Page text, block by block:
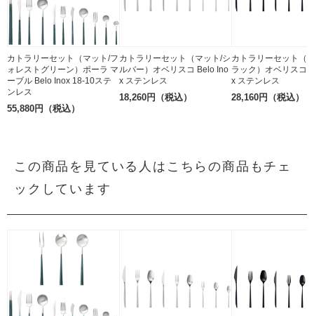
カトラリーセット（マット/フ
ォレストグリーン）ポーラ マ
ーブル Belo Inox 18-10ステ
ンレス
55,880円（税込）
カトラリーセット（マット/シ
ルバー）オベリスコ Belo Ino
x ステンレス
18,260円（税込）
カトラリーセット（
ラック）オベリスコ
x ステンレス
28,160円（税込）
この商品を見ている人はこちらの商品もチェ
ックしています